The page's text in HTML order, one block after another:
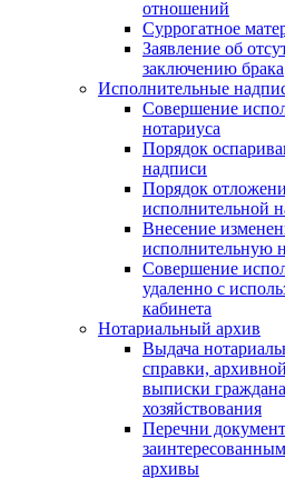
отношений
Суррогатное
Заявление об
заключению брака
Исполнительные
Совершение
нотариуса
Порядок
надписи
Порядок
исполнительной
Внесение
исполнительную
Совершение
удаленно с
кабинета
Нотариальный архив
Выдача
справки,
выписки
хозяйствования
Перечни
архивы